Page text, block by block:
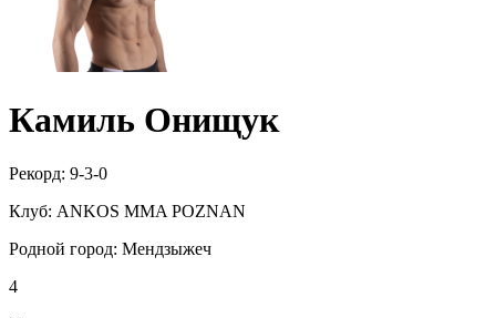
Камиль Онищук
Рекорд: 9-3-0
Клуб: ANKOS MMA POZNAN
Родной город: Мендзыжеч
4